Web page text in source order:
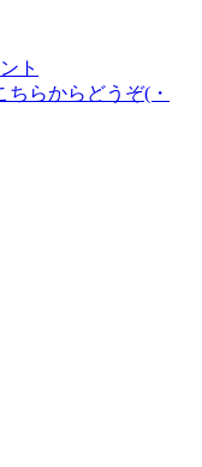
ト
らからどうぞ(・